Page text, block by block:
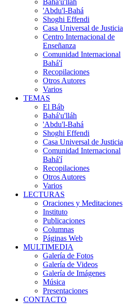
Bahá'u'lláh
'Abdu'l-Bahá
Shoghi Effendi
Casa Universal de Justicia
Centro Internacional de
Enseñanza
Comunidad Internacional
Bahá'í
Recopilaciones
Otros Autores
Varios
TEMAS
El Báb
Bahá'u'lláh
'Abdu'l-Bahá
Shoghi Effendi
Casa Universal de Justicia
Comunidad Internacional
Bahá'í
Recopilaciones
Otros Autores
Varios
LECTURAS
Oraciones y Meditaciones
Instituto
Publicaciones
Columnas
Páginas Web
MULTIMEDIA
Galería de Fotos
Galería de Videos
Galería de Imágenes
Música
Presentaciones
CONTACTO